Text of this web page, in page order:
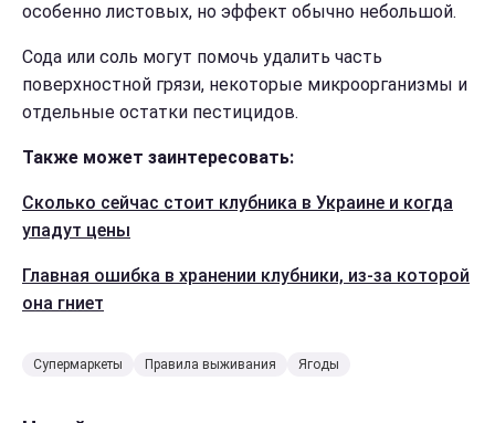
особенно листовых, но эффект обычно небольшой.
Сода или соль могут помочь удалить часть
поверхностной грязи, некоторые микроорганизмы и
отдельные остатки пестицидов.
Также может заинтересовать:
Сколько сейчас стоит клубника в Украине и когда
упадут цены
Главная ошибка в хранении клубники, из-за которой
она гниет
Супермаркеты Правила выживания Ягоды